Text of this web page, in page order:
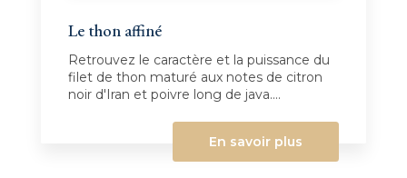
Le thon affiné
Retrouvez le caractère et la puissance du
filet de thon maturé aux notes de citron
noir d'Iran et poivre long de java....
En savoir plus